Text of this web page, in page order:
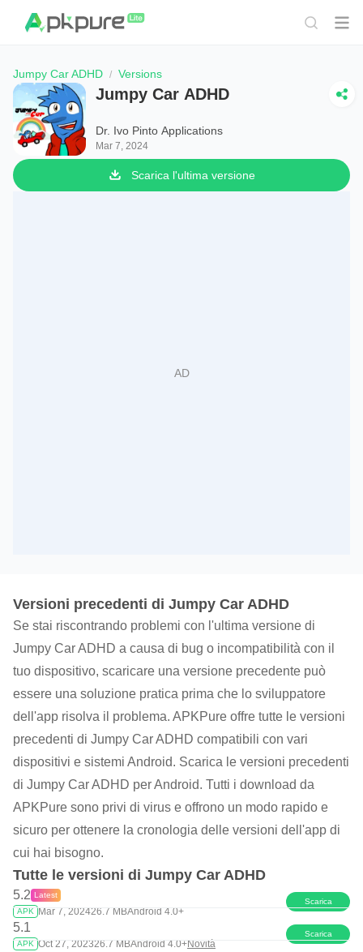
Jumpy Car ADHD Versions
Jumpy Car ADHD
Dr. Ivo Pinto Applications
Mar 7, 2024
Scarica l'ultima versione
Versioni precedenti di Jumpy Car ADHD
Se stai riscontrando problemi con l'ultima versione di
Jumpy Car ADHD a causa di bug o incompatibilità con il
tuo dispositivo, scaricare una versione precedente può
essere una soluzione pratica prima che lo sviluppatore
dell'app risolva il problema. APKPure offre tutte le versioni
precedenti di Jumpy Car ADHD compatibili con vari
dispositivi e sistemi Android. Scarica le versioni precedenti
di Jumpy Car ADHD per Android. Tutti i download da
APKPure sono privi di virus e offrono un modo rapido e
sicuro per ottenere la cronologia delle versioni dell'app di
cui hai bisogno.
Tutte le versioni di Jumpy Car ADHD
5.2 Latest
APK
Mar 7, 202426.7 MBAndroid 4.0+
Scarica
5.1
APK Oct 27, 202326.7 MBAndroid 4.0+Novità
Scarica